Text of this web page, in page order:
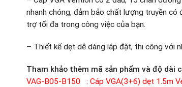
nhanh chóng, đảm bảo chất lượng truyền có
trợ tối đa trong công việc của bạn.
– Thiết kế dẹt dễ dàng lắp đặt, thi công với
Tham khảo thêm mã sản phẩm và độ dài
VAG-B05-B150 : Cáp VGA(3+6) dẹt 1.5m